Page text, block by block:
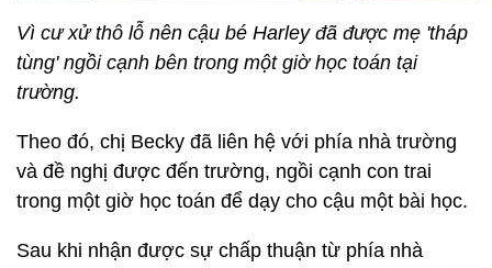
Vì cư xử thô lỗ nên cậu bé Harley đã được mẹ 'tháp
tùng' ngồi cạnh bên trong một giờ học toán tại
trường.
Theo đó, chị Becky đã liên hệ với phía nhà trường
và đề nghị được đến trường, ngồi cạnh con trai
trong một giờ học toán để dạy cho cậu một bài học.
Sau khi nhận được sự chấp thuận từ phía nhà